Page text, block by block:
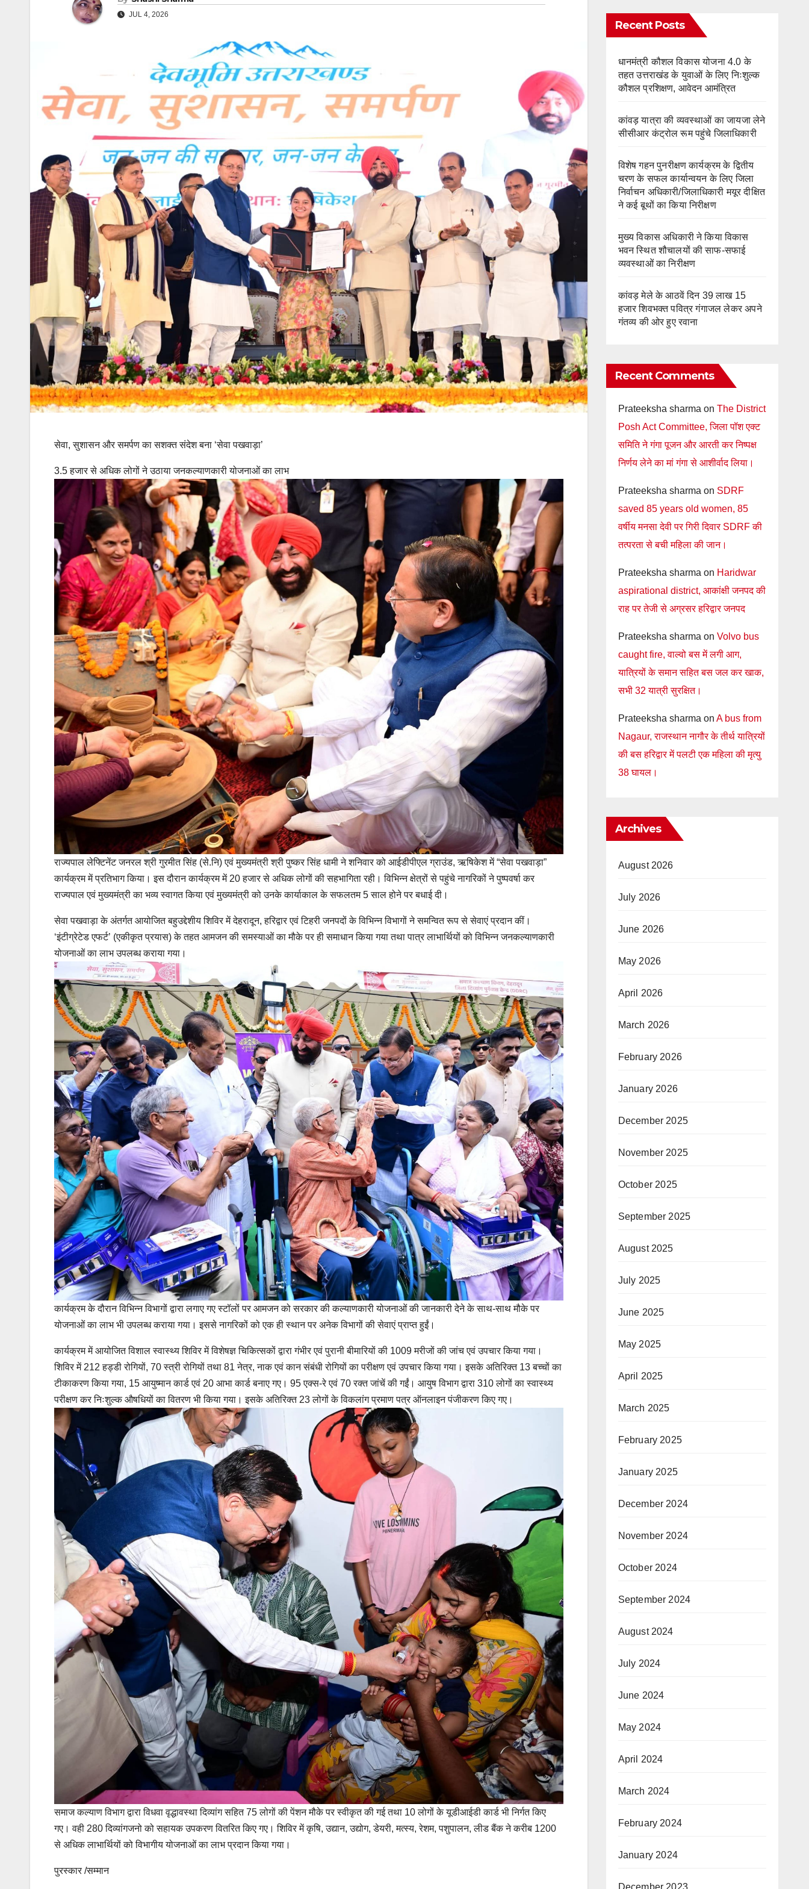
JUL 4, 2026
सेवा, सुशासन और समर्पण का सशक्त संदेश बना ‘सेवा पखवाड़ा’
3.5 हजार से अधिक लोगों ने उठाया जनकल्याणकारी योजनाओं का लाभ
राज्यपाल लेफ्टिनेंट जनरल श्री गुरमीत सिंह (से.नि) एवं मुख्यमंत्री श्री पुष्कर सिंह धामी ने शनिवार को आईडीपीएल ग्राउंड, ऋषिकेश में “सेवा पखवाड़ा”
कार्यक्रम में प्रतिभाग किया। इस दौरान कार्यक्रम में 20 हजार से अधिक लोगों की सहभागिता रही। विभिन्न क्षेत्रों से पहुंचे नागरिकों ने पुष्पवर्षा कर
राज्यपाल एवं मुख्यमंत्री का भव्य स्वागत किया एवं मुख्यमंत्री को उनके कार्याकाल के सफलतम 5 साल होने पर बधाई दी।
सेवा पखवाड़ा के अंतर्गत आयोजित बहुउद्देशीय शिविर में देहरादून, हरिद्वार एवं टिहरी जनपदों के विभिन्न विभागों ने समन्वित रूप से सेवाएं प्रदान कीं।
‘इंटीग्रेटेड एफर्ट’ (एकीकृत प्रयास) के तहत आमजन की समस्याओं का मौके पर ही समाधान किया गया तथा पात्र लाभार्थियों को विभिन्न जनकल्याणकारी
योजनाओं का लाभ उपलब्ध कराया गया।
कार्यक्रम के दौरान विभिन्न विभागों द्वारा लगाए गए स्टॉलों पर आमजन को सरकार की कल्याणकारी योजनाओं की जानकारी देने के साथ-साथ मौके पर
योजनाओं का लाभ भी उपलब्ध कराया गया। इससे नागरिकों को एक ही स्थान पर अनेक विभागों की सेवाएं प्राप्त हुईं।
कार्यक्रम में आयोजित विशाल स्वास्थ्य शिविर में विशेषज्ञ चिकित्सकों द्वारा गंभीर एवं पुरानी बीमारियों की 1009 मरीजों की जांच एवं उपचार किया गया।
शिविर में 212 हड्डी रोगियों, 70 स्त्री रोगियों तथा 81 नेत्र, नाक एवं कान संबंधी रोगियों का परीक्षण एवं उपचार किया गया। इसके अतिरिक्त 13 बच्चों का
टीकाकरण किया गया, 15 आयुष्मान कार्ड एवं 20 आभा कार्ड बनाए गए। 95 एक्स-रे एवं 70 रक्त जांचें की गईं। आयुष विभाग द्वारा 310 लोगों का स्वास्थ्य
परीक्षण कर निःशुल्क औषधियों का वितरण भी किया गया। इसके अतिरिक्त 23 लोगों के विकलांग प्रमाण पत्र ऑनलाइन पंजीकरण किए गए।
समाज कल्याण विभाग द्वारा विधवा वृद्धावस्था दिव्यांग सहित 75 लोगों की पेंशन मौके पर स्वीकृत की गई तथा 10 लोगों के यूडीआईडी कार्ड भी निर्गत किए
गए। वही 280 दिव्यांगजनो को सहायक उपकरण वितरित किए गए। शिविर में कृषि, उद्यान, उद्योग, डेयरी, मत्स्य, रेशम, पशुपालन, लीड बैंक ने करीब 1200
से अधिक लाभार्थियों को विभागीय योजनाओं का लाभ प्रदान किया गया।
पुरस्कार /सम्मान
Recent Posts
धानमंत्री कौशल विकास योजना 4.0 के
तहत उत्तराखंड के युवाओं के लिए निःशुल्क
कौशल प्रशिक्षण, आवेदन आमंत्रित
कांवड़ यात्रा की व्यवस्थाओं का जायजा लेने
सीसीआर कंट्रोल रूम पहुंचे जिलाधिकारी
विशेष गहन पुनरीक्षण कार्यक्रम के द्वितीय
चरण के सफल कार्यान्वयन के लिए जिला
निर्वाचन अधिकारी/जिलाधिकारी मयूर दीक्षित
ने कई बूथों का किया निरीक्षण
मुख्य विकास अधिकारी ने किया विकास
भवन स्थित शौचालयों की साफ-सफाई
व्यवस्थाओं का निरीक्षण
कांवड़ मेले के आठवें दिन 39 लाख 15
हजार शिवभक्त पवित्र गंगाजल लेकर अपने
गंतव्य की ओर हुए रवाना
Recent Comments
Prateeksha sharma on The District
Posh Act Committee, जिला पॉश एक्ट
समिति ने गंगा पूजन और आरती कर निष्पक्ष
निर्णय लेने का मां गंगा से आशीर्वाद लिया।
Prateeksha sharma on SDRF
saved 85 years old women, 85
वर्षीय मनसा देवी पर गिरी दिवार SDRF की
तत्परता से बची महिला की जान।
Prateeksha sharma on Haridwar
aspirational district, आकांक्षी जनपद की
राह पर तेजी से अग्रसर हरिद्वार जनपद
Prateeksha sharma on Volvo bus
caught fire, वाल्वो बस में लगी आग,
यात्रियों के समान सहित बस जल कर खाक,
सभी 32 यात्री सुरक्षित।
Prateeksha sharma on A bus from
Nagaur, राजस्थान नागौर के तीर्थ यात्रियों
की बस हरिद्वार में पलटी एक महिला की मृत्यु
38 घायल।
Archives
August 2026
July 2026
June 2026
May 2026
April 2026
March 2026
February 2026
January 2026
December 2025
November 2025
October 2025
September 2025
August 2025
July 2025
June 2025
May 2025
April 2025
March 2025
February 2025
January 2025
December 2024
November 2024
October 2024
September 2024
August 2024
July 2024
June 2024
May 2024
April 2024
March 2024
February 2024
January 2024
December 2023